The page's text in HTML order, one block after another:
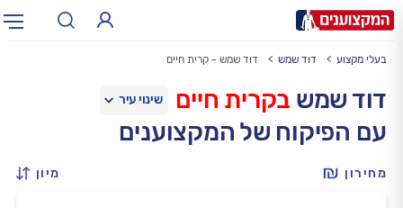
עירעיר: תל אביב, חיפה…
בעלי מקצוע דוד שמש דוד שמש - קרית חיים
דוד שמש בקרית חיים
עם הפיקוח של המקצוענים
מחירון מיון